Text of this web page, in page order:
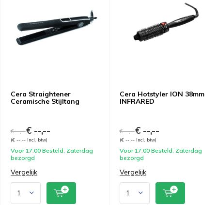
Cera Straightener
Ceramische Stijltang
€ --,--€ --,--
(€ --,-- Incl. btw)
Voor 17.00 Besteld, Zaterdag
bezorgd
Vergelijk
Cera Hotstyler ION 38mm
INFRARED
€ --,--€ --,--
(€ --,-- Incl. btw)
Voor 17.00 Besteld, Zaterdag
bezorgd
Vergelijk